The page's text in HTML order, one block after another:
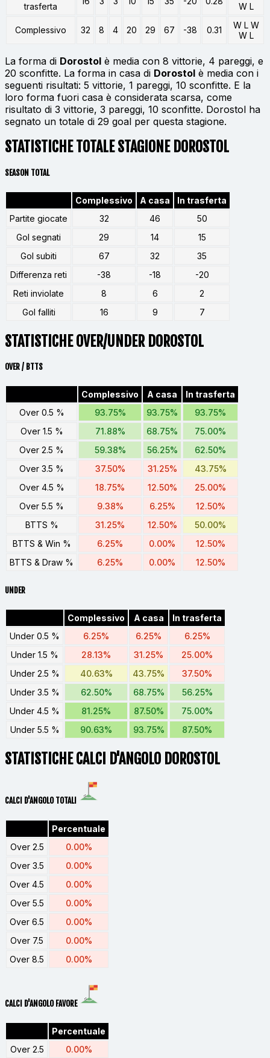
trasferta
W L
Complessivo 32 8 4 20 29 67 -38 0.31
W L W
W L
La forma di Dorostol è media con 8 vittorie, 4 pareggi, e
20 sconfitte. La forma in casa di Dorostol è media con i
seguenti risultati: 5 vittorie, 1 pareggi, 10 sconfitte. E la
loro forma fuori casa è considerata scarsa, come
risultato di 3 vittorie, 3 pareggi, 10 sconfitte. Dorostol ha
segnato un totale di 29 goal per questa stagione.
STATISTICHE TOTALE STAGIONE DOROSTOL
SEASON TOTAL
Complessivo A casa
In trasferta
Partite giocate
32 46
50
Gol segnati
29 14
15
Gol subiti
67 32
35
Differenza reti
-38 -18
-20
Reti inviolate
8 6
2
Gol falliti
16 9 7
STATISTICHE OVER/UNDER DOROSTOL
OVER / BTTS
Complessivo A casa
In trasferta
Over 0.5 %
93.75% 93.75%
93.75%
Over 1.5 %
71.88% 68.75%
75.00%
Over 2.5 %
59.38% 56.25%
62.50%
Over 3.5 %
37.50% 31.25%
43.75%
Over 4.5 %
18.75% 12.50%
25.00%
Over 5.5 %
9.38% 6.25%
12.50%
BTTS %
31.25% 12.50%
50.00%
BTTS & Win %
6.25% 0.00%
12.50%
BTTS & Draw %
6.25% 0.00% 12.50%
UNDER
Complessivo A casa
In trasferta
Under 0.5 %
6.25% 6.25%
6.25%
Under 1.5 %
28.13% 31.25%
25.00%
Under 2.5 %
40.63% 43.75%
37.50%
Under 3.5 %
62.50% 68.75%
56.25%
Under 4.5 %
81.25% 87.50%
75.00%
Under 5.5 %
90.63% 93.75% 87.50%
STATISTICHE CALCI D'ANGOLO DOROSTOL
CALCI D'ANGOLO TOTALI
Percentuale
Over 2.5
0.00%
Over 3.5
0.00%
Over 4.5
0.00%
Over 5.5
0.00%
Over 6.5
0.00%
Over 7.5
0.00%
Over 8.5
0.00%
CALCI D'ANGOLO FAVORE
Percentuale
Over 2.5
0.00%